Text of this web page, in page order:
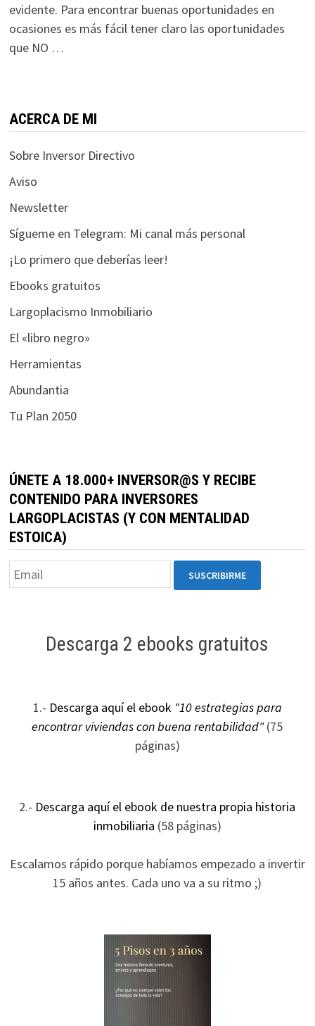
evidente. Para encontrar buenas oportunidades en
ocasiones es más fácil tener claro las oportunidades
que NO …
ACERCA DE MI
Sobre Inversor Directivo
Aviso
Newsletter
Sígueme en Telegram: Mi canal más personal
¡Lo primero que deberías leer!
Ebooks gratuitos
Largoplacismo Inmobiliario
El «libro negro»
Herramientas
Abundantia
Tu Plan 2050
ÚNETE A 18.000+ INVERSOR@S Y RECIBE
CONTENIDO PARA INVERSORES
LARGOPLACISTAS (Y CON MENTALIDAD
ESTOICA)
Descarga 2 ebooks gratuitos
1.- Descarga aquí el ebook "10 estrategias para
encontrar viviendas con buena rentabilidad"(75
páginas)
2.- Descarga aquí el ebook de nuestra propia historia
inmobiliaria (58 páginas)
Escalamos rápido porque habíamos empezado a invertir
15 años antes. Cada uno va a su ritmo ;)
opcionales.
Son
necesarias
Estadísticas
podamos
funcionalidad
y estructura
base a cómo
se usa la web.
Para que
nuestra web
mejor posible
durante tu
algunas
funcionalidades
desaparecerán
de la web.
Marketing
Al compartir tus
mientras visitas
nuestro sitio,
ver contenido y